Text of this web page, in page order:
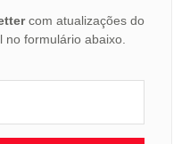
com atualizações do
no formulário abaixo.